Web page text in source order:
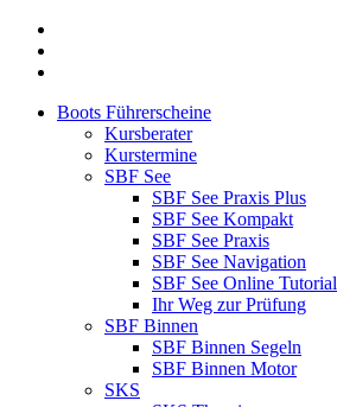
Close
Boots Führerscheine
Kursberater
Kurstermine
SBF See
SBF See Praxis Plus
SBF See Kompakt
SBF See Praxis
SBF See Navigation
SBF See Online Tutorial
Ihr Weg zur Prüfung
SBF Binnen
SBF Binnen Segeln
SBF Binnen Motor
SKS